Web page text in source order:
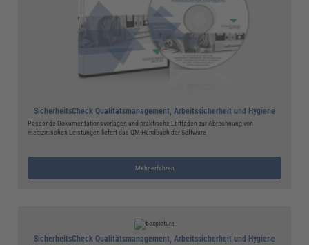
SicherheitsCheck Qualitätsmanagement, Arbeitssicherheit und Hygiene
Passende Dokumentationsvorlagen und praktische Leitfäden zur Abrechnung von
medizinischen Leistungen liefert das QM-Handbuch der Software
Mehr erfahren
SicherheitsCheck Qualitätsmanagement, Arbeitssicherheit und Hygiene